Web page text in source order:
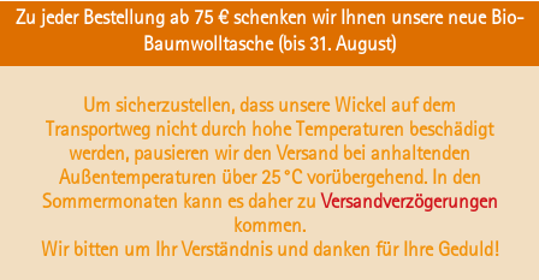
Zu jeder Bestellung ab 75 € schenken wir Ihnen unsere neue Bio-
Baumwolltasche (bis 31. August)
Um sicherzustellen, dass unsere Wickel auf dem
Transportweg nicht durch hohe Temperaturen beschädigt
werden, pausieren wir den Versand bei anhaltenden
Außentemperaturen über 25 °C vorübergehend. In den
Sommermonaten kann es daher zu Versandverzögerungen
kommen.
Wir bitten um Ihr Verständnis und danken für Ihre Geduld!